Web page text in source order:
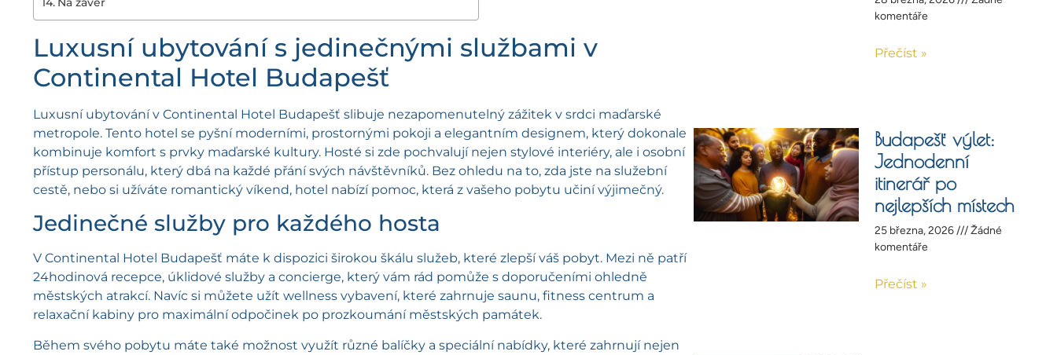
Luxusní ubytování s jedinečnými službami v
Continental Hotel Budapešť
Luxusní ubytování v Continental Hotel Budapešť slibuje nezapomenutelný zážitek v srdci maďarské
metropole. Tento hotel se pyšní moderními, prostornými pokoji a elegantním designem, který dokonale
kombinuje komfort s prvky maďarské kultury. Hosté si zde pochvalují nejen stylové interiéry, ale i osobní
přístup personálu, který dbá na každé přání svých návštěvníků. Bez ohledu na to, zda jste na služební
cestě, nebo si užíváte romantický víkend, hotel nabízí pomoc, která z vašeho pobytu učiní výjimečný.
Jedinečné služby pro každého hosta
V Continental Hotel Budapešť máte k dispozici širokou škálu služeb, které zlepší váš pobyt. Mezi ně patří
24hodinová recepce, úklidové služby a concierge, který vám rád pomůže s doporučeními ohledně
městských atrakcí. Navíc si můžete užít wellness vybavení, které zahrnuje saunu, fitness centrum a
relaxační kabiny pro maximální odpočinek po prozkoumání městských památek.
Během svého pobytu máte také možnost využít různé balíčky a speciální nabídky, které zahrnují nejen
komentáře
Přečíst »
Budapešť výlet:
Jednodenní
itinerář po
nejlepších místech
25 března, 2026
Žádné
komentáře
Přečíst »